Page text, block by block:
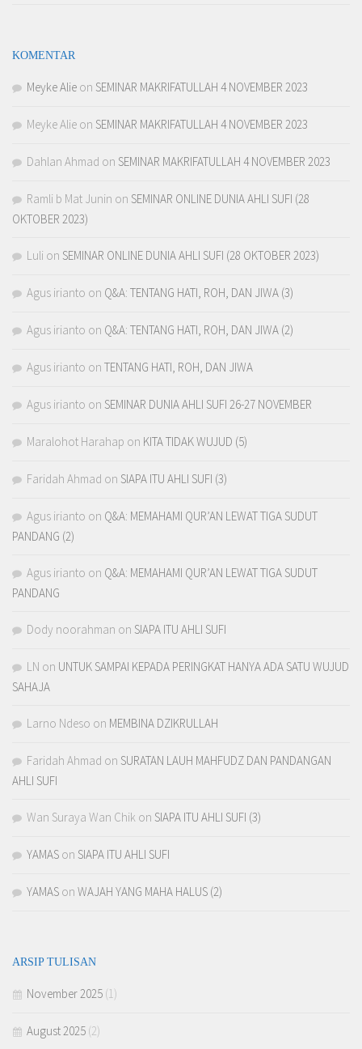
KOMENTAR
Meyke Alie on SEMINAR MAKRIFATULLAH 4 NOVEMBER 2023
Meyke Alie on SEMINAR MAKRIFATULLAH 4 NOVEMBER 2023
Dahlan Ahmad on SEMINAR MAKRIFATULLAH 4 NOVEMBER 2023
Ramli b Mat Junin on SEMINAR ONLINE DUNIA AHLI SUFI (28
OKTOBER 2023)
Luli on SEMINAR ONLINE DUNIA AHLI SUFI (28 OKTOBER 2023)
Agus irianto on Q&A: TENTANG HATI, ROH, DAN JIWA (3)
Agus irianto on Q&A: TENTANG HATI, ROH, DAN JIWA (2)
Agus irianto on TENTANG HATI, ROH, DAN JIWA
Agus irianto on SEMINAR DUNIA AHLI SUFI 26-27 NOVEMBER
Maralohot Harahap on KITA TIDAK WUJUD (5)
Faridah Ahmad on SIAPA ITU AHLI SUFI (3)
Agus irianto on Q&A: MEMAHAMI QUR’AN LEWAT TIGA SUDUT
PANDANG (2)
Agus irianto on Q&A: MEMAHAMI QUR’AN LEWAT TIGA SUDUT
PANDANG
Dody noorahman on SIAPA ITU AHLI SUFI
LN on UNTUK SAMPAI KEPADA PERINGKAT HANYA ADA SATU WUJUD
SAHAJA
Larno Ndeso on MEMBINA DZIKRULLAH
Faridah Ahmad on SURATAN LAUH MAHFUDZ DAN PANDANGAN
AHLI SUFI
Wan Suraya Wan Chik on SIAPA ITU AHLI SUFI (3)
YAMAS on SIAPA ITU AHLI SUFI
YAMAS on WAJAH YANG MAHA HALUS (2)
ARSIP TULISAN
November 2025 (1)
August 2025 (2)